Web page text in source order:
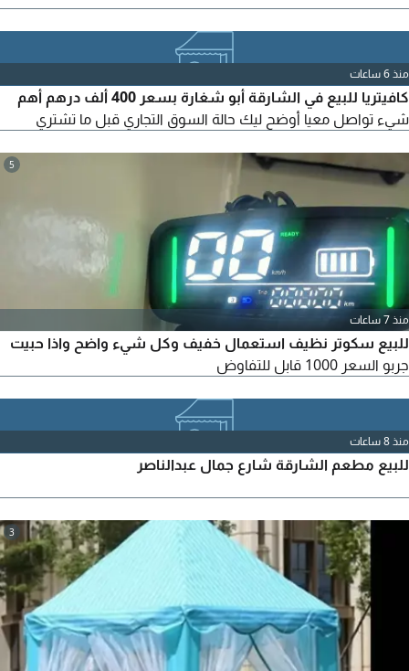
منذ 6 ساعات
كافيتريا للبيع في الشارقة أبو شغارة بسعر 400 ألف درهم أهم
شيء تواصل معيا أوضح ليك حالة السوق التجاري قبل ما تشتري
5
منذ 7 ساعات
للبيع سكوتر نظيف استعمال خفيف وكل شيء واضح واذا حبيت
جربو السعر 1000 قابل للتفاوض
منذ 8 ساعات
للبيع مطعم الشارقة شارع جمال عبدالناصر
3